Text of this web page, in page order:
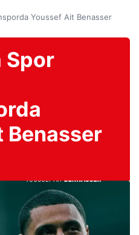
Youssef Ait Benasser
Spor
Benasser